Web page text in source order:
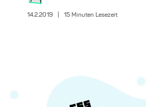
14.2.2019 15 Minuten Lesezeit